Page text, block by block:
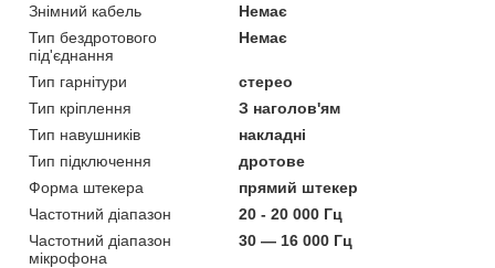
Знімний кабель
Немає
Тип бездротового
під'єднання
Немає
Тип гарнітури
стерео
Тип кріплення
З наголов'ям
Тип навушників
накладні
Тип підключення
дротове
Форма штекера
прямий штекер
Частотний діапазон
20 - 20 000 Гц
Частотний діапазон
мікрофона
30 — 16 000 Гц